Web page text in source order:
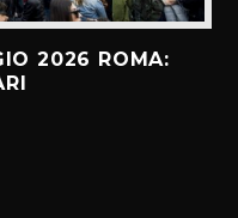
2026 ROMA: